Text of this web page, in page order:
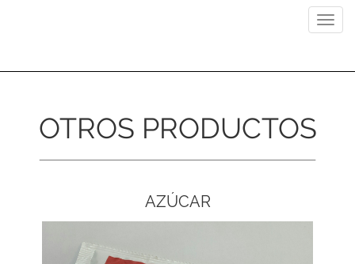
OTROS PRODUCTOS
AZÚCAR
Next